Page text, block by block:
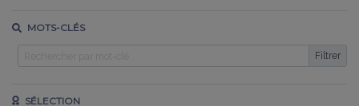
MOTS-CLÉS
Filtrer
SÉLECTION